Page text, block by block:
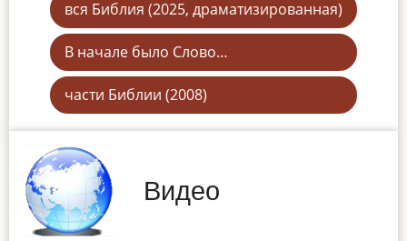
вся Библия (2025, драматизированная)
В начале было Слово…
части Библии (2008)
Видео